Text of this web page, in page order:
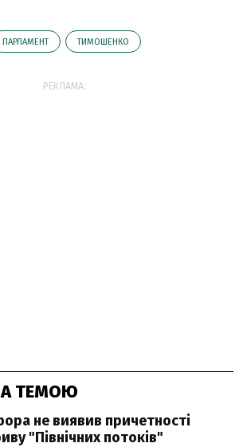
ПАРЛАМЕНТ ТИМОШЕНКО
РЕКЛАМА:
ТЕМОЮ
не виявив причетності
"Північних потоків"